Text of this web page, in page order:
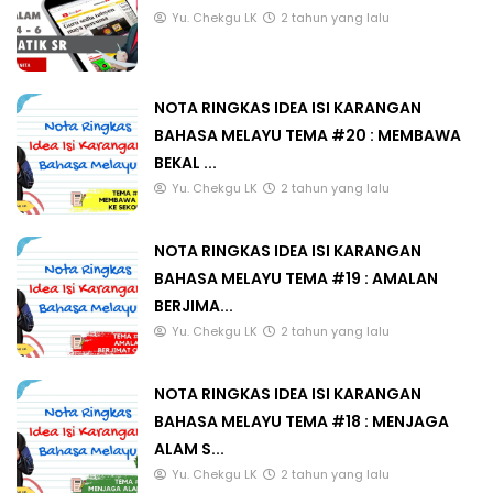
Yu. Chekgu LK 2 tahun yang lalu
NOTA RINGKAS IDEA ISI KARANGAN
BAHASA MELAYU TEMA #20 : MEMBAWA
BEKAL ...
Yu. Chekgu LK 2 tahun yang lalu
NOTA RINGKAS IDEA ISI KARANGAN
BAHASA MELAYU TEMA #19 : AMALAN
BERJIMA...
Yu. Chekgu LK 2 tahun yang lalu
NOTA RINGKAS IDEA ISI KARANGAN
BAHASA MELAYU TEMA #18 : MENJAGA
ALAM S...
Yu. Chekgu LK 2 tahun yang lalu